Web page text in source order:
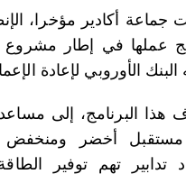
جماعة أكادير مؤخرا،
عملها في إطار مشروع
البنك الأوروبي لإعادة
هذا البرنامج، إلى
مستقبل أخضر ومنخفض
تدابير تهم توفير